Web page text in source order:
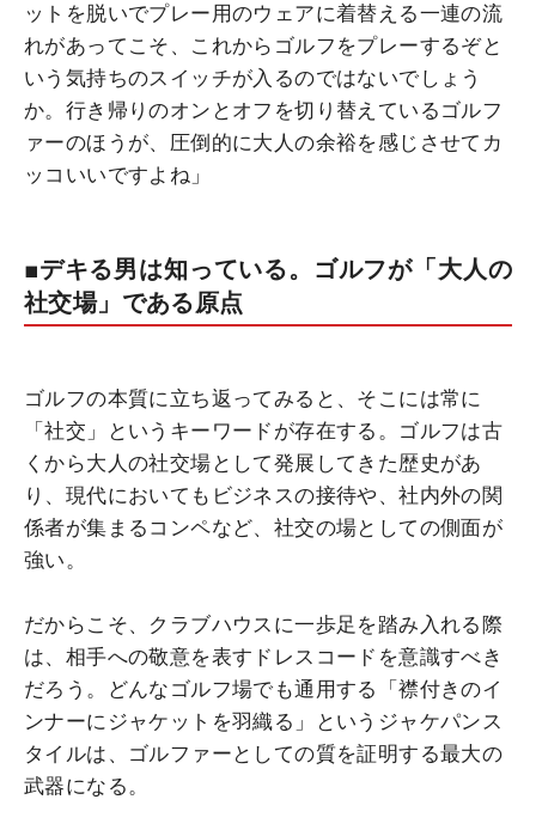
ットを脱いでプレー用のウェアに着替える一連の流
れがあってこそ、これからゴルフをプレーするぞと
いう気持ちのスイッチが入るのではないでしょう
か。行き帰りのオンとオフを切り替えているゴルフ
ァーのほうが、圧倒的に大人の余裕を感じさせてカ
ッコいいですよね」
■デキる男は知っている。ゴルフが「大人の
社交場」である原点
ゴルフの本質に立ち返ってみると、そこには常に
「社交」というキーワードが存在する。ゴルフは古
くから大人の社交場として発展してきた歴史があ
り、現代においてもビジネスの接待や、社内外の関
係者が集まるコンペなど、社交の場としての側面が
強い。
だからこそ、クラブハウスに一歩足を踏み入れる際
は、相手への敬意を表すドレスコードを意識すべき
だろう。どんなゴルフ場でも通用する「襟付きのイ
ンナーにジャケットを羽織る」というジャケパンス
タイルは、ゴルファーとしての質を証明する最大の
武器になる。